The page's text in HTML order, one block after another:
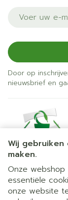
Wij
maken.
Onze webshop
essentiële
onze website
E-mail adres
Door op
nieuwsbrief en
Juridische links